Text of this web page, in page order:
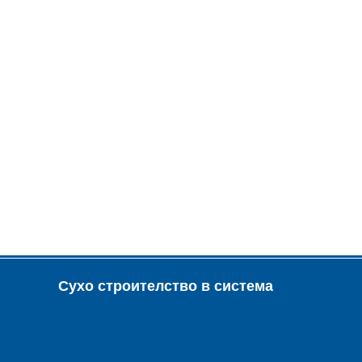
Сухо строителство в система